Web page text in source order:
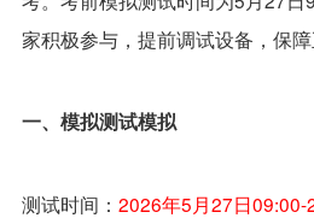
家积极参与，提前调试设备，保障
一、模拟测试模拟
测试时间： 2026年5月27日